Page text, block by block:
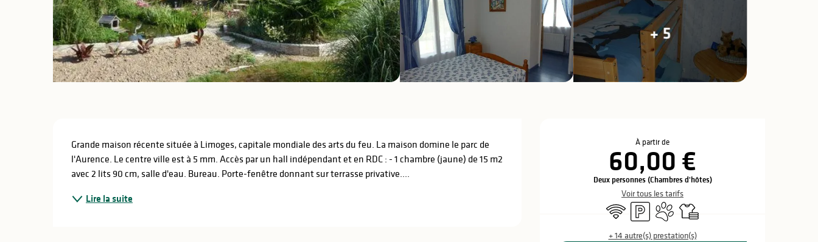
+ 5
Ouverture et
À partir de
60,00 €
Deux personnes (Chambres d'hôtes)
Voir tous les tarifs
WiFi ParkingAnimaux acceptés
Draps et linge
+ 14 autre(s) prestation(s)
Description
Grande maison récente située à Limoges, capitale mondiale des arts du feu. La maison domine le parc de
l'Aurence. Le centre ville est à 5 mm. Accès par un hall indépendant et en RDC : - 1 chambre (jaune) de 15 m2
avec 2 lits 90 cm, salle d'eau. Bureau. Porte-fenêtre donnant sur terrasse privative....
Lire la suite